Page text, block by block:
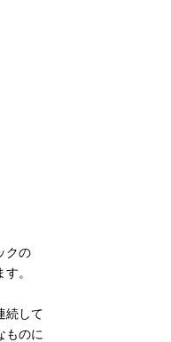
クの
。
続して
ものに